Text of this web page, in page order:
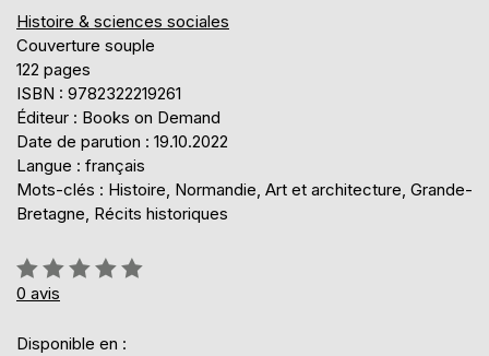
Histoire & sciences sociales
Couverture souple
122 pages
ISBN : 9782322219261
Éditeur : Books on Demand
Date de parution : 19.10.2022
Langue : français
Mots-clés : Histoire, Normandie, Art et architecture, Grande-
Bretagne, Récits historiques
Évaluation:
0%
0 avis
Disponible en :